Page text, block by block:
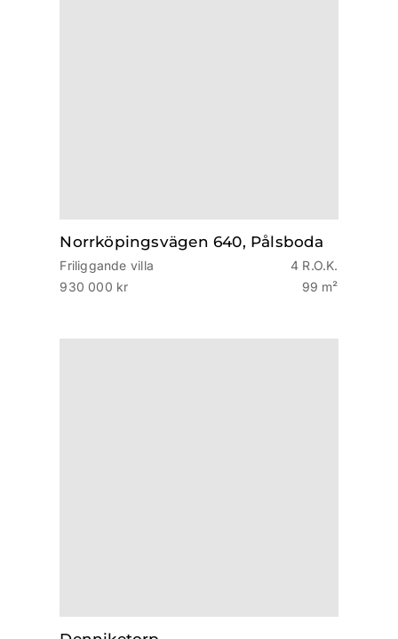
Norrköpingsvägen 640, Pålsboda
Friliggande villa
4 R.O.K.
930 000 kr
99 m²